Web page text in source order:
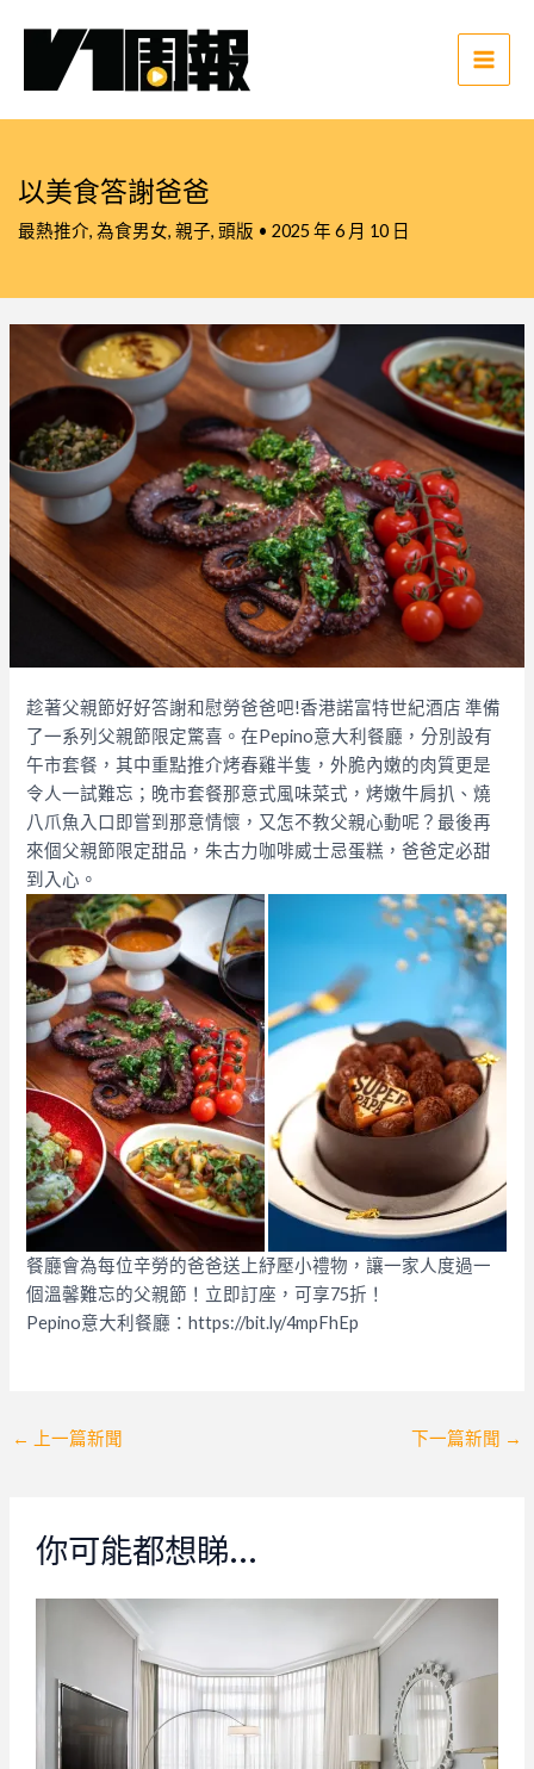
Main
以美食答謝爸爸
最熱推介, 為食男女, 親子, 頭版 • 2025 年 6 月 10 日
趁著父親節好好答謝和慰勞爸爸吧!香港諾富特世紀酒店 準備
了一系列父親節限定驚喜。在Pepino意大利餐廳，分別設有
午市套餐，其中重點推介烤春雞半隻，外脆內嫩的肉質更是
令人一試難忘；晚市套餐那意式風味菜式，烤嫩牛肩扒、燒
八爪魚入口即嘗到那意情懷，又怎不教父親心動呢？最後再
來個父親節限定甜品，朱古力咖啡威士忌蛋糕，爸爸定必甜
到入心。
餐廳會為每位辛勞的爸爸送上紓壓小禮物，讓一家人度過一
個溫馨難忘的父親節！立即訂座，可享75折！
Pepino意大利餐廳：https://bit.ly/4mpFhEp
Post
← 上一篇新聞 下一篇新聞 →
你可能都想睇…